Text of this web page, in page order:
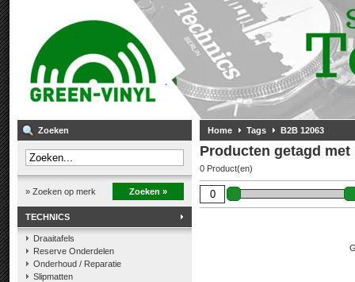
Zoeken
» Zoeken op merk Zoeken »
TECHNICS
Draaitafels
Reserve Onderdelen
Onderhoud / Reparatie
Slipmatten
Home Tags B2B 12063
Producten getagd met
0 Product(en)